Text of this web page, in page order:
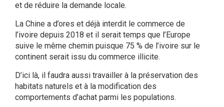
et de réduire la demande locale.
La Chine a d’ores et déjà interdit le commerce de
l’ivoire depuis 2018 et il serait temps que l’Europe
suive le même chemin puisque 75 % de l’ivoire sur le
continent serait issu du commerce illicite.
D’ici là, il faudra aussi travailler à la préservation des
habitats naturels et à la modification des
comportements d’achat parmi les populations.